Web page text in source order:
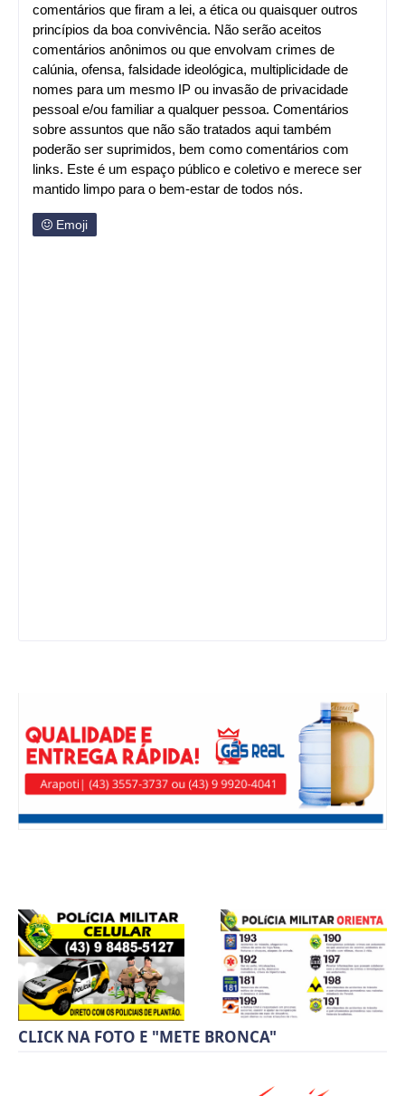
comentários que firam a lei, a ética ou quaisquer outros
princípios da boa convivência. Não serão aceitos
comentários anônimos ou que envolvam crimes de
calúnia, ofensa, falsidade ideológica, multiplicidade de
nomes para um mesmo IP ou invasão de privacidade
pessoal e/ou familiar a qualquer pessoa. Comentários
sobre assuntos que não são tratados aqui também
poderão ser suprimidos, bem como comentários com
links. Este é um espaço público e coletivo e merece ser
mantido limpo para o bem-estar de todos nós.
Emoji
CLICK NA FOTO E "METE BRONCA"